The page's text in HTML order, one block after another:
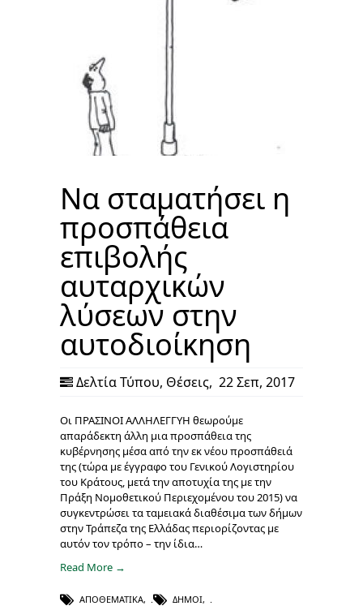
Να σταματήσει η
προσπάθεια
επιβολής
αυταρχικών
λύσεων στην
αυτοδιοίκηση
Δελτία Τύπου, Θέσεις, 22 Σεπ, 2017
Οι ΠΡΑΣΙΝΟΙ ΑΛΛΗΛΕΓΓΥΗ θεωρούμε
απαράδεκτη άλλη μια προσπάθεια της
κυβέρνησης μέσα από την εκ νέου προσπάθειά
της (τώρα με έγγραφο του Γενικού Λογιστηρίου
του Κράτους, μετά την αποτυχία της με την
Πράξη Νομοθετικού Περιεχομένου του 2015) να
συγκεντρώσει τα ταμειακά διαθέσιμα των δήμων
στην Τράπεζα της Ελλάδας περιορίζοντας με
αυτόν τον τρόπο – την ίδια…
Read More →
ΑΠΟΘΕΜΑΤΙΚΆ, ΔΉΜΟΙ,